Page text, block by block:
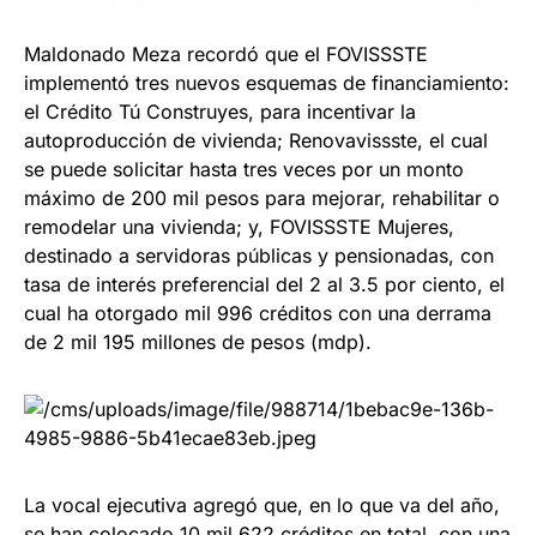
Maldonado Meza recordó que el FOVISSSTE
implementó tres nuevos esquemas de financiamiento:
el Crédito Tú Construyes, para incentivar la
autoproducción de vivienda; Renovavissste, el cual
se puede solicitar hasta tres veces por un monto
máximo de 200 mil pesos para mejorar, rehabilitar o
remodelar una vivienda; y, FOVISSSTE Mujeres,
destinado a servidoras públicas y pensionadas, con
tasa de interés preferencial del 2 al 3.5 por ciento, el
cual ha otorgado mil 996 créditos con una derrama
de 2 mil 195 millones de pesos (mdp).
La vocal ejecutiva agregó que, en lo que va del año,